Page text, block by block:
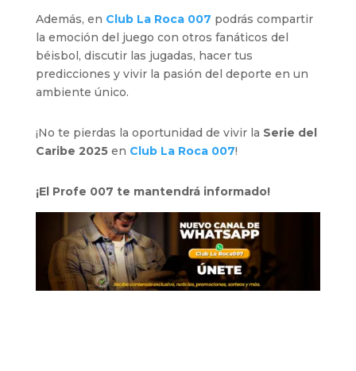
Además, en Club La Roca 007 podrás compartir
la emoción del juego con otros fanáticos del
béisbol, discutir las jugadas, hacer tus
predicciones y vivir la pasión del deporte en un
ambiente único.
¡No te pierdas la oportunidad de vivir la Serie del
Caribe 2025en Club La Roca 007!
¡El Profe 007 te mantendrá informado!